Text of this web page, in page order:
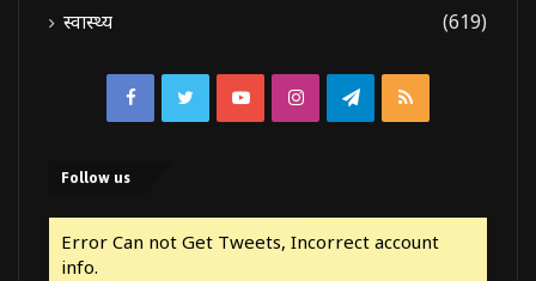
स्वास्थ्य
(619)
FacebookTwitterYouTubeInstagramTelegram
RSS
Follow us
Error Can not Get Tweets, Incorrect account
info.